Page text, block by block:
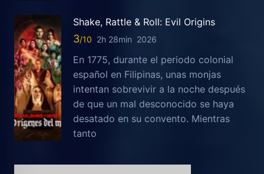
Shake, Rattle & Roll: Evil Origins
3 2h 28min 2026
En 1775, durante el periodo colonial
español en Filipinas, unas monjas
intentan sobrevivir a la noche después
de que un mal desconocido se haya
desatado en su convento. Mientras
tanto